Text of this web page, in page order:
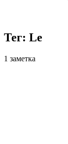
Тег: Le
1 заметка